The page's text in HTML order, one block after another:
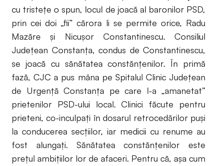
cu tristeţe o spun, locul de joacă al baronilor PSD,
prin cei doi „fii” cărora li se permite orice, Radu
Mazăre şi Nicuşor Constantinescu. Consiliul
Judeţean Constanţa, condus de Constantinescu,
se joacă cu sănătatea constănţenilor. În primă
fază, CJC a pus mâna pe Spitalul Clinic Judeţean
de Urgenţă Constanţa pe care l-a „amanetat”
prietenilor PSD-ului local. Clinici făcute pentru
prieteni, co-inculpaţi în dosarul retrocedărilor puşi
la conducerea secţiilor, iar medicii cu renume au
fost alungaţi. Sănătatea constănţenilor este
preţul ambiţiilor lor de afaceri. Pentru că, aşa cum